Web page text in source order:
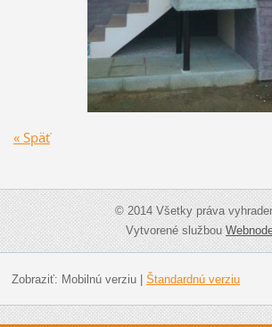
« Späť
© 2014 Všetky práva
Vytvorené službou
Zobraziť: Mobilnú verziu| Štandardnú verziu